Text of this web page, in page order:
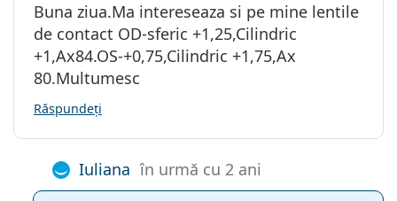
Buna ziua.Ma intereseaza si pe mine lentile
de contact OD-sferic +1,25,Cilindric
+1,Ax84.OS-+0,75,Cilindric +1,75,Ax
80.Multumesc
Răspundeți
Iuliana în urmă cu 2 ani